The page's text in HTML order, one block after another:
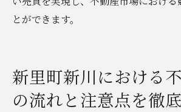
とができます。
新里町新川における
の流れと注意点を徹